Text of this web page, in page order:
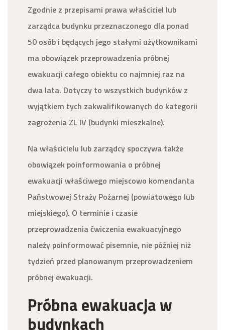
Zgodnie z przepisami prawa właściciel lub
zarządca budynku przeznaczonego dla ponad
50 osób i będących jego stałymi użytkownikami
ma obowiązek przeprowadzenia próbnej
ewakuacji całego obiektu co najmniej raz na
dwa lata. Dotyczy to wszystkich budynków z
wyjątkiem tych zakwalifikowanych do kategorii
zagrożenia ZL IV (budynki mieszkalne).
Na właścicielu lub zarządcy spoczywa także
obowiązek poinformowania o próbnej
ewakuacji właściwego miejscowo komendanta
Państwowej Straży Pożarnej (powiatowego lub
miejskiego). O terminie i czasie
przeprowadzenia ćwiczenia ewakuacyjnego
należy poinformować pisemnie, nie później niż
tydzień przed planowanym przeprowadzeniem
próbnej ewakuacji.
Próbna ewakuacja w
budynkach